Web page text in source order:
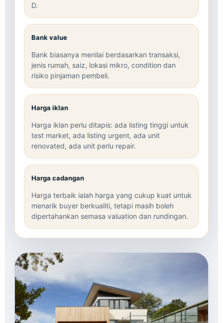
D.
Bank value
Bank biasanya menilai berdasarkan transaksi,
jenis rumah, saiz, lokasi mikro, condition dan
risiko pinjaman pembeli.
Harga iklan
Harga iklan perlu ditapis: ada listing tinggi untuk
test market, ada listing urgent, ada unit
renovated, ada unit perlu repair.
Harga cadangan
Harga terbaik ialah harga yang cukup kuat untuk
menarik buyer berkualiti, tetapi masih boleh
dipertahankan semasa valuation dan rundingan.